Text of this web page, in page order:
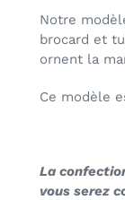
Notre
brocard et
ornent la
Ce modèle
La
vous serez